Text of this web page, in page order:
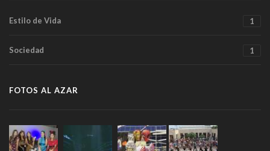
Estilo de Vida 1
Sociedad 1
FOTOS AL AZAR